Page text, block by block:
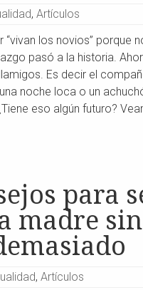
, Artículos
los novios” porque
pasó a la historia.
Es decir el
noche loca o un
eso algún futuro?
para
madre sin
, Artículos